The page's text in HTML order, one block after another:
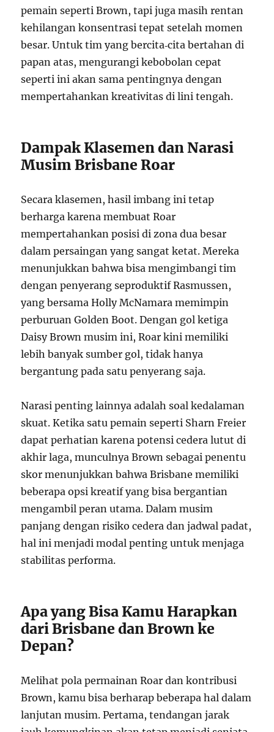
pemain seperti Brown, tapi juga masih rentan
kehilangan konsentrasi tepat setelah momen
besar. Untuk tim yang bercita‑cita bertahan di
papan atas, mengurangi kebobolan cepat
seperti ini akan sama pentingnya dengan
mempertahankan kreativitas di lini tengah.
Dampak Klasemen dan Narasi
Musim Brisbane Roar
Secara klasemen, hasil imbang ini tetap
berharga karena membuat Roar
mempertahankan posisi di zona dua besar
dalam persaingan yang sangat ketat. Mereka
menunjukkan bahwa bisa mengimbangi tim
dengan penyerang seproduktif Rasmussen,
yang bersama Holly McNamara memimpin
perburuan Golden Boot. Dengan gol ketiga
Daisy Brown musim ini, Roar kini memiliki
lebih banyak sumber gol, tidak hanya
bergantung pada satu penyerang saja.
Narasi penting lainnya adalah soal kedalaman
skuat. Ketika satu pemain seperti Sharn Freier
dapat perhatian karena potensi cedera lutut di
akhir laga, munculnya Brown sebagai penentu
skor menunjukkan bahwa Brisbane memiliki
beberapa opsi kreatif yang bisa bergantian
mengambil peran utama. Dalam musim
panjang dengan risiko cedera dan jadwal padat,
hal ini menjadi modal penting untuk menjaga
stabilitas performa.
Apa yang Bisa Kamu Harapkan
dari Brisbane dan Brown ke
Depan?
Melihat pola permainan Roar dan kontribusi
Brown, kamu bisa berharap beberapa hal dalam
lanjutan musim. Pertama, tendangan jarak